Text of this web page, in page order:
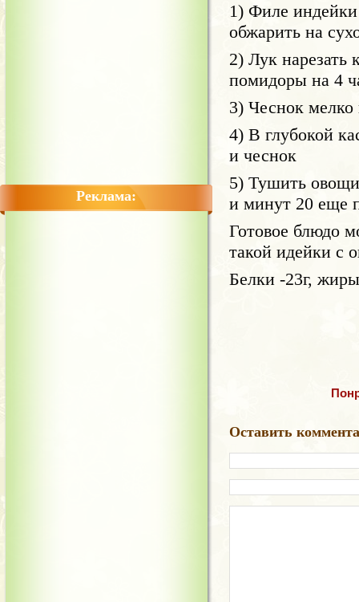
Реклама:
1) Филе индейки
обжарить на
2) Лук нарезать
помидоры на 4
3) Чеснок мелко
4) В глубокой
и чеснок
5) Тушить овощи
и минут 20 еще
Готовое блюдо
такой идейки с
Белки -23г,
Оставить